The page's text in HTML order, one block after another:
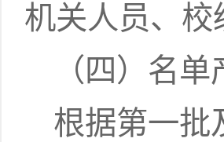
机关人员、
（四）名单
根据第一批